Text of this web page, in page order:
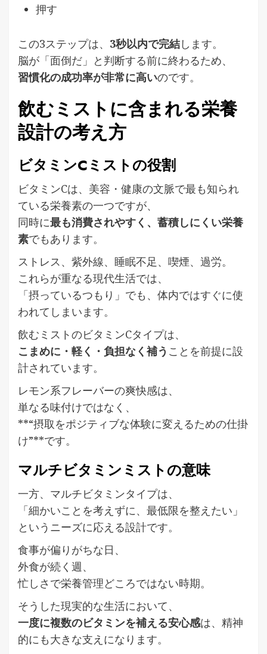
押す
この3ステップは、 3秒以内で完結します。
脳が「面倒だ」と判断する前に終わるため、
習慣化の成功率が非常に高いのです。
飲むミストに含まれる栄養
設計の考え方
ビタミンCミストの役割
ビタミンCは、美容・健康の文脈で最も知られ
ている栄養素の一つですが、
同時に最も消費されやすく、蓄積しにくい栄養
素でもあります。
ストレス、紫外線、睡眠不足、喫煙、過労。
これらが重なる現代生活では、
「摂っているつもり」でも、体内ではすぐに使
われてしまいます。
飲むミストのビタミンCタイプは、
こまめに・軽く・負担なく補う ことを前提に設
計されています。
レモン系フレーバーの爽快感は、
単なる味付けではなく、
**“摂取をポジティブな体験に変えるための仕掛
け”**です。
マルチビタミンミストの意味
一方、マルチビタミンタイプは、
「細かいことを考えずに、最低限を整えたい」
というニーズに応える設計です。
食事が偏りがちな日、
外食が続く週、
忙しさで栄養管理どころではない時期。
そうした現実的な生活において、
一度に複数のビタミンを補える安心感は、精神
的にも大きな支えになります。